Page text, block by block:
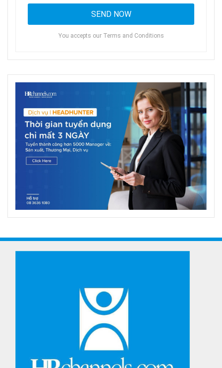
You accepts our Terms and Conditions